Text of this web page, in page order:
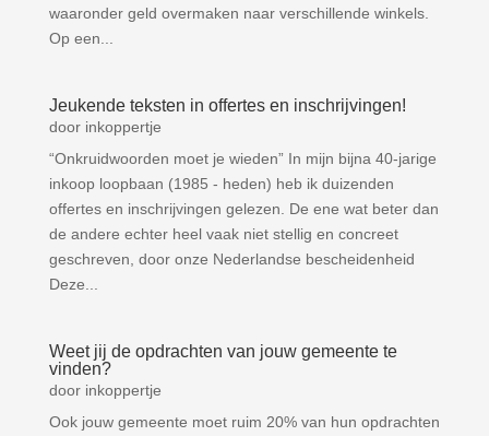
waaronder geld overmaken naar verschillende winkels.
Op een...
Jeukende teksten in offertes en inschrijvingen!
door inkoppertje
“Onkruidwoorden moet je wieden” In mijn bijna 40-jarige
inkoop loopbaan (1985 - heden) heb ik duizenden
offertes en inschrijvingen gelezen. De ene wat beter dan
de andere echter heel vaak niet stellig en concreet
geschreven, door onze Nederlandse bescheidenheid
Deze...
Weet jij de opdrachten van jouw gemeente te
vinden?
door inkoppertje
Ook jouw gemeente moet ruim 20% van hun opdrachten